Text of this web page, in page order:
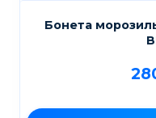
Бонета